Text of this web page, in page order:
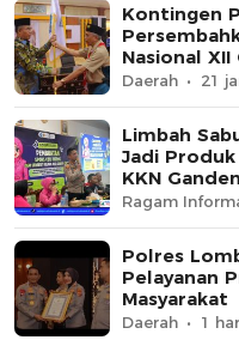
Kontingen
Nasional XII
Daerah 21
Limbah
Jadi
KKN
Ragam
Polres
Pelayanan
Masyarakat
Daerah 1